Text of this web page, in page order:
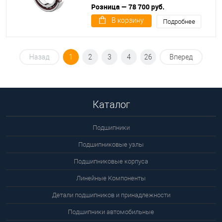
Розница — 78 700 руб.
В корзину Подробнее
Назад 1 2 3 4 26 Вперед
Каталог
Подшипники
Подшипниковые узлы
Подшипниковые корпуса
Линейные Компоненты
Детали подшипников и принадлежности
Подшипники автомобильные